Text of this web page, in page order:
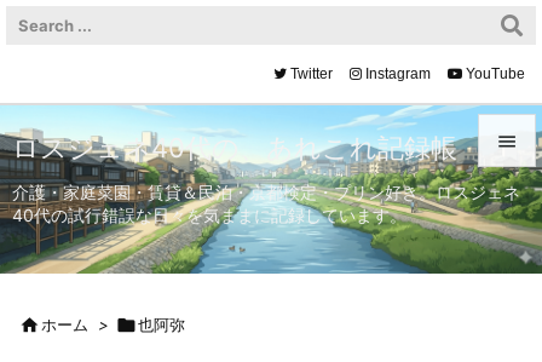


メニュ

サイド
Twitter Instagram YouTube
ロスジェネ40代の、あれこれ記録帳
介護・家庭菜園・賃貸＆民泊・京都検定・プリン好き。ロスジェネ
40代の試行錯誤な日々を気ままに記録しています。
ホーム > 也阿弥